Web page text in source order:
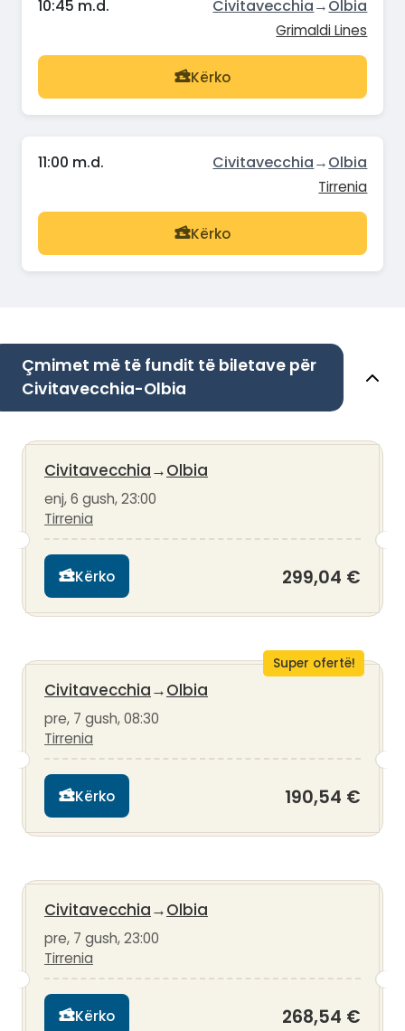
10:45 m.d. Civitavecchia→Olbia
Grimaldi Lines
Kërko
11:00 m.d. Civitavecchia→Olbia
Tirrenia
Kërko
Çmimet më të fundit të biletave për
Civitavecchia-Olbia
Civitavecchia→Olbia
enj, 6 gush, 23:00
Tirrenia
Kërko 299,04 €
Super ofertë!
Civitavecchia→Olbia
pre, 7 gush, 08:30
Tirrenia
Kërko 190,54 €
Civitavecchia→Olbia
pre, 7 gush, 23:00
Tirrenia
Kërko 268,54 €